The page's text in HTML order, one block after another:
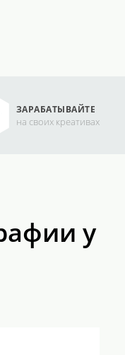
ЗАРАБАТЫВАЙТЕ
на своих креативах
у